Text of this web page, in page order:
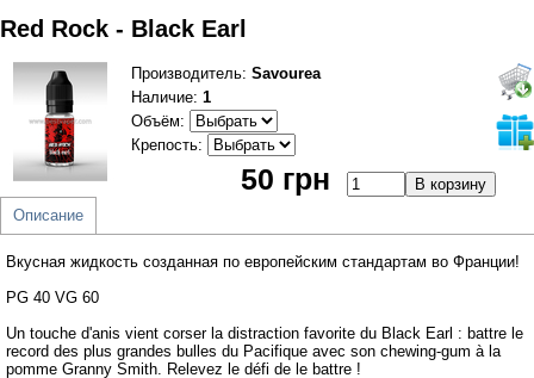
Red Rock - Black Earl
Производитель: Savourea
Наличие: 1
Объём:
Крепость:
50 грн
Описание
Вкусная жидкость созданная по европейским стандартам во Франции!
PG 40 VG 60
Un touche d'anis vient corser la distraction favorite du Black Earl : battre le
record des plus grandes bulles du Pacifique avec son chewing-gum à la
pomme Granny Smith. Relevez le défi de le battre !